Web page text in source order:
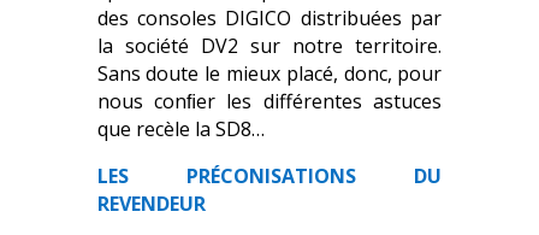
des consoles DIGICO distribuées par
la société DV2 sur notre territoire.
Sans doute le mieux placé, donc, pour
nous conﬁer les différentes astuces
que recèle la SD8…
LES PRÉCONISATIONS DU
REVENDEUR